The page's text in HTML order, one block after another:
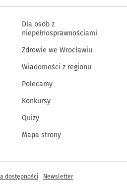
Dla osób z
niepełnosprawnościami
Zdrowie we Wrocławiu
Wiadomości z regionu
Polecamy
Konkursy
Quizy
Mapa strony
dostępności Newsletter